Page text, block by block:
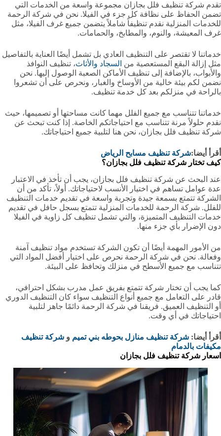
تقدم شركة تنظيف فلل بجازان مجموعة واسعة من الخدمات التي
تضمن الحفاظ على نظافة كل جزء في الفيلا. نحن في شركة الرحمة
للخدمات المنزلية نقدم تنظيفاً شاملاً يتضمن جميع غرف الفيلا، مثل
غرف المعيشة، والنوم، والمطابخ، والحمامات.
خدماتنا لا تقتصر على التنظيف العادي بل تشمل أيضًا العناية بالتفاصيل
مثل إزالة البقع المستعصية من السجاد والأثاث، تنظيف النوافذ
والأبواب، بالإضافة إلى تنظيف الأماكن الصعبة الوصول إليها. نحن
نضمن لكم بيئة خالية من الأوساخ والغبار، ونحرص على أن تشعروا
بالراحة في منزلكم بعد كل خدمة تنظيف.
خدماتنا تتناسب مع جميع الفلل مهما كانت مساحتها أو تصميمها، حيث
نقدم حلولاً مرنة تتناسب مع احتياجاتكم الخاصة. إذا كنت تبحث عن
شركة تنظيف فلل بجازان، نحن هنا لتلبية جميع احتياجاتك.
أقرأ أيضا:شركة تنظيف مسابح الرياض
كيف تختار شركة تنظيف فلل بجازان؟
عند البحث عن شركة تنظيف فلل بجازان، يجب أن تأخذ في الاعتبار
عدة عوامل تساهم في اختيار الأنسب لاحتياجاتك. أولاً، تأكد من أن
الشركة تتمتع بسمعة جيدة وتجربة واسعة في تقديم خدمات التنظيف
للفلل. شركة الرحمة للخدمات المنزلية تتمتع بسجل حافل في تقديم
خدمات التنظيف المتميزة، والتي تشمل تنظيف كل زاوية في الفيلا
دون الإضرار بأي جزء منها.
من الأمور المهمة أيضًا أن تكون الشركة تستخدم مواد تنظيف آمنة
وفعالة. نحن في شركة الرحمة نحرص على اختيار أفضل المواد التي
تتناسب مع جميع الأسطح في منزلك وتحافظ على البيئة.
كما يجب أن تختار شركة تتمتع بفريق عمل مدرب بشكل احترافي،
قادر على التعامل مع جميع أنواع التنظيف سواء كان التنظيف الدوري
أو التنظيف العميق. فريقنا في شركة الرحمة دائمًا جاهز لتلبية
احتياجاتك في أي وقت.
أقرأ أيضا: شركة تنظيف منازل بحوطه بني تميم و شركة تنظيف
مكيفات بالدمام
اسعار شركة تنظيف فلل بجازان